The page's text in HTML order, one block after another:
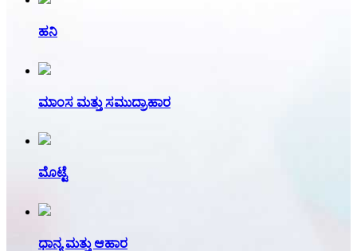
ಹನಿ
ಮಾಂಸ ಮತ್ತು ಸಮುದ್ರಾಹಾರ
ಮೊಟ್ಟೆ
ಧಾನ್ಯ ಮತ್ತು ಆಹಾರ